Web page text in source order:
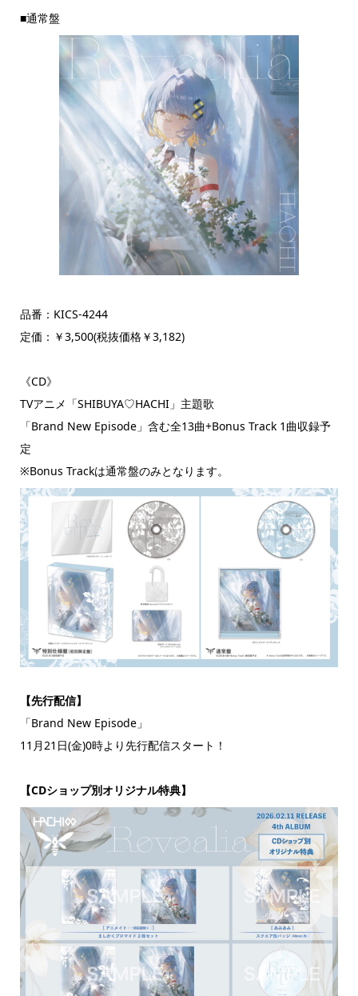
■通常盤
品番：KICS-4244
定価：￥3,500(税抜価格￥3,182)
《CD》
TVアニメ「SHIBUYA♡HACHI」主題歌
「Brand New Episode」含む全13曲+Bonus Track 1曲収録予
定
※Bonus Trackは通常盤のみとなります。
【先行配信】
「Brand New Episode」
11月21日(金)0時より先行配信スタート！
【CDショップ別オリジナル特典】